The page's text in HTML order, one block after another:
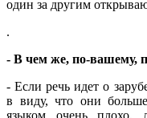
один за другим
.
- В чем же, по-вашему,
- Если речь идет о
в виду, что они
языком очень